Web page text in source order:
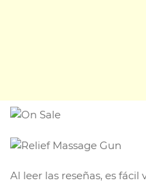
Al leer las reseñas, es